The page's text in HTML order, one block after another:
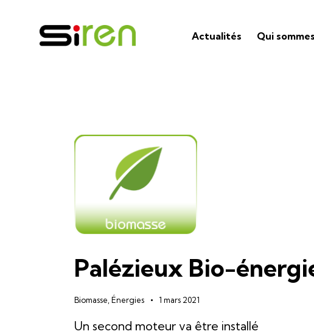
Actualités Qui
Palézieux Bio-
Biomasse Énergies 1 mars 2021
Un second moteur va être installé